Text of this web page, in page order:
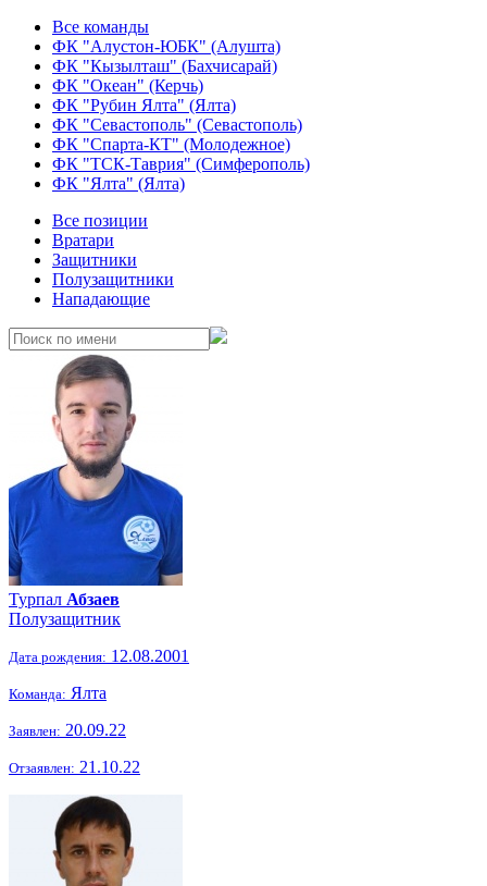
Все команды
ФК "Алустон-ЮБК" (Алушта)
ФК "Кызылташ" (Бахчисарай)
ФК "Океан" (Керчь)
ФК "Рубин Ялта" (Ялта)
ФК "Севастополь" (Севастополь)
ФК "Спарта-КТ" (Молодежное)
ФК "ТСК-Таврия" (Симферополь)
ФК "Ялта" (Ялта)
Все позиции
Вратари
Защитники
Полузащитники
Нападающие
Турпал Абзаев
Полузащитник
Дата рождения: 12.08.2001
Команда: Ялта
Заявлен: 20.09.22
Отзаявлен: 21.10.22